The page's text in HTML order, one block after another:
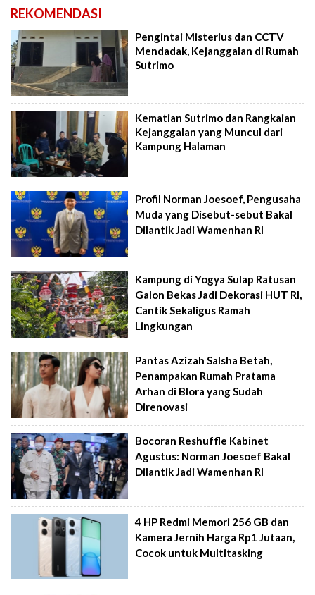
REKOMENDASI
Pengintai Misterius dan CCTV
Mendadak, Kejanggalan di Rumah
Sutrimo
Kematian Sutrimo dan Rangkaian
Kejanggalan yang Muncul dari
Kampung Halaman
Profil Norman Joesoef, Pengusaha
Muda yang Disebut-sebut Bakal
Dilantik Jadi Wamenhan RI
Kampung di Yogya Sulap Ratusan
Galon Bekas Jadi Dekorasi HUT RI,
Cantik Sekaligus Ramah
Lingkungan
Pantas Azizah Salsha Betah,
Penampakan Rumah Pratama
Arhan di Blora yang Sudah
Direnovasi
Bocoran Reshuffle Kabinet
Agustus: Norman Joesoef Bakal
Dilantik Jadi Wamenhan RI
4 HP Redmi Memori 256 GB dan
Kamera Jernih Harga Rp1 Jutaan,
Cocok untuk Multitasking